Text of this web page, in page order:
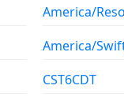
America/
America/
CST6CDT